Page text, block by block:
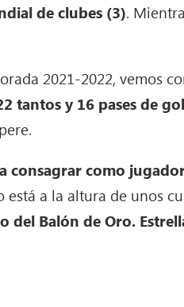
de clubes (3).
2021-2022, vemos
tantos y 16 pases de gol
consagrar como
a la altura de unos
del Balón de Oro.